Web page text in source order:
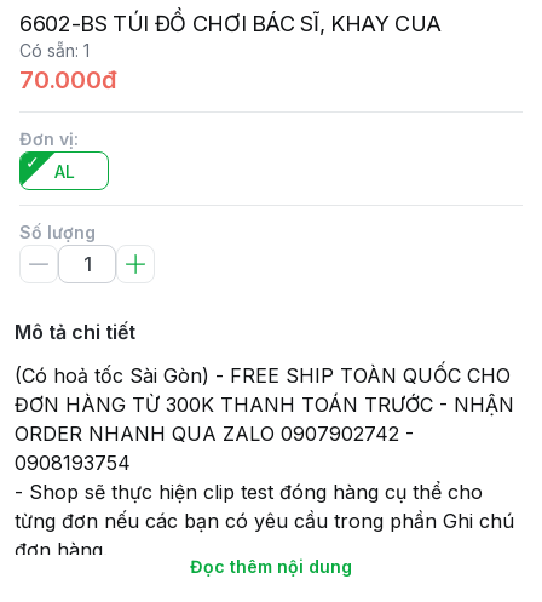
6602-BS TÚI ĐỒ CHƠI BÁC SĨ, KHAY CUA
Có sẵn: 1
70.000đ
Đơn vị:
AL
Số lượng
Mô tả chi tiết
(Có hoả tốc Sài Gòn) - FREE SHIP TOÀN QUỐC CHO
ĐƠN HÀNG TỪ 300K THANH TOÁN TRƯỚC - NHẬN
ORDER NHANH QUA ZALO 0907902742 -
0908193754
- Shop sẽ thực hiện clip test đóng hàng cụ thể cho
từng đơn nếu các bạn có yêu cầu trong phần Ghi chú
đơn hàng.
- Tất cả các sản phẩm gửi đi, Shop sẽ lắp đầy đủ pin
Đọc thêm nội dung